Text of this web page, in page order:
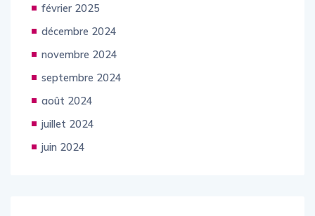
février 2025
décembre 2024
novembre 2024
septembre 2024
août 2024
juillet 2024
juin 2024